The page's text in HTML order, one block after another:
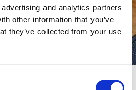
and analytics partners
other information that you’ve
they’ve collected from your use
som huden älskar i doften frisk
med matchande